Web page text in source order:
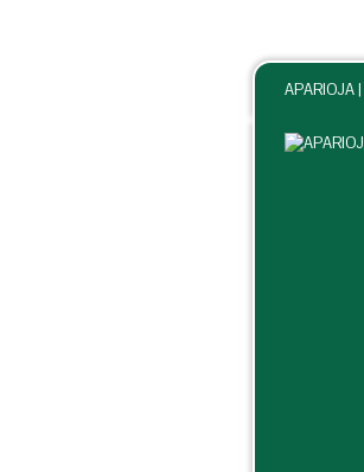
APARIOJA |